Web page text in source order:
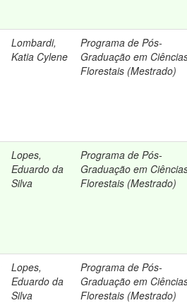
Lombardi,
Katia Cylene
Programa de Pós-
Graduação em
Florestais (Mestrado)
Lopes,
Eduardo da
Silva
Programa de Pós-
Graduação em
Florestais (Mestrado)
Lopes,
Eduardo da
Silva
Programa de Pós-
Graduação em
Florestais (Mestrado)